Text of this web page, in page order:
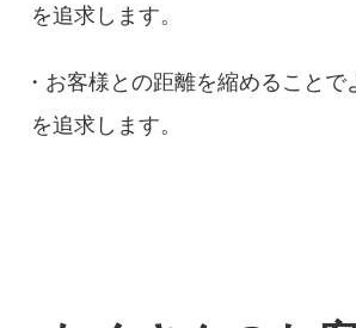
を追求します。
・お客様との距離を縮めること
を追求します。